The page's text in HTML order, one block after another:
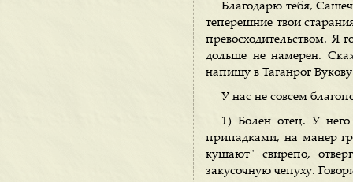
Благодарю тебя,
теперешние твои
превосходительством. Я
дольше не намерен.
напишу в Таганрог
У нас не совсем
1) Болен отец. У
припадками, на манер
кушают" свирепо,
закусочную чепуху.